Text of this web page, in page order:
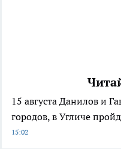
15 августа Данилов и
городов, в Угличе
15:02